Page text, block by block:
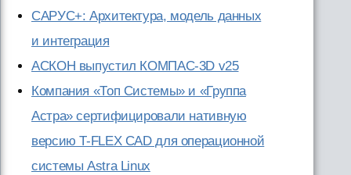
САРУС+: Архитектура, модель данных
и интеграция
АСКОН выпустил КОМПАС-3D v25
Компания «Топ Системы» и «Группа
Астра» сертифицировали нативную
версию T-FLEX CAD для операционной
системы Astra Linux